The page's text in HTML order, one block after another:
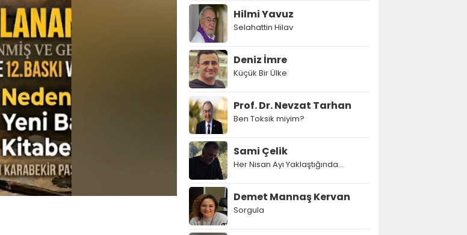
Hilmi Yavuz
Selahattin Hilav
Deniz İmre
Küçük Bir Ülke
Prof. Dr. Nevzat Tarhan
Ben Toksik miyim?
Sami Çelik
Her Nisan Ayı Yaklaştığında...
Demet Mannaş Kervan
Sorgula